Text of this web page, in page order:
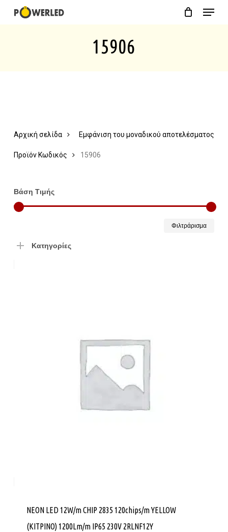
Menu
15906
Εμφάνιση του μοναδικού αποτελέσματος
Αρχική σελίδα
Προϊόν Κωδικός 15906
Βάση Τιμής
Φιλτράρισμα
Κατηγορίες
NEON LED 12W/m CHIP 2835 120chips/m YELLOW
(ΚΙΤΡΙΝΟ) 1200Lm/m IP65 230V 2RLNF12Υ